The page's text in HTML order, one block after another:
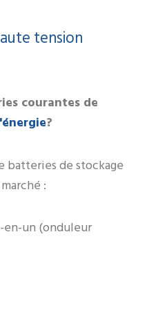
tension
courantes de
?
batteries de stockage
:
en-un (onduleur